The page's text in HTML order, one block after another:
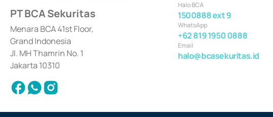
PT BCA Sekuritas
Menara BCA 41st Floor,
Grand Indonesia
Jl. MH Thamrin No. 1
Jakarta 10310
Halo BCA
1500888 ext 9
WhatsApp
+62 819 1950 0888
Email
halo@bcasekuritas.id